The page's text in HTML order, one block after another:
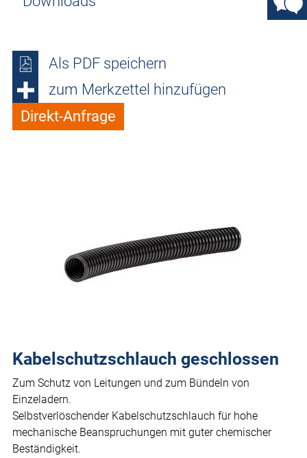
Als PDF speichern
zum Merkzettel hinzufügen
Direkt-Anfrage
Kabelschutzschlauch geschlossen
Zum Schutz von Leitungen und zum Bündeln von
Einzeladern.
Selbstverlöschender Kabelschutzschlauch für hohe
mechanische Beanspruchungen mit guter chemischer
Beständigkeit.